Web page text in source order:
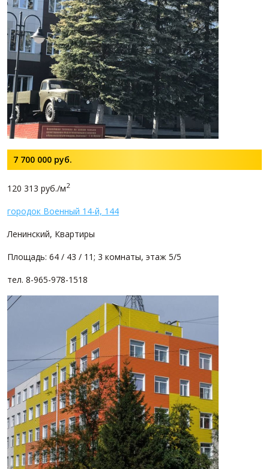
7 700 000 руб.
120 313 руб./м2
городок Военный 14-й, 144
Ленинский, Квартиры
Площадь: 64 / 43 / 11; 3 комнаты, этаж 5/5
тел. 8-965-978-1518